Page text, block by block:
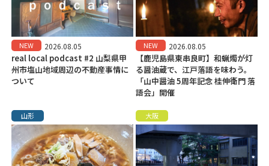
NEW 2026.08.05
real local podcast #2 山梨県甲
州市塩山地域周辺の不動産事情に
ついて
NEW 2026.08.05
【鹿児島県東串良町】和蝋燭が灯
る醤油蔵で、江戸落語を味わう。
「山中醤油 5周年記念 桂伸衛門 落
語会」開催
山形 大阪